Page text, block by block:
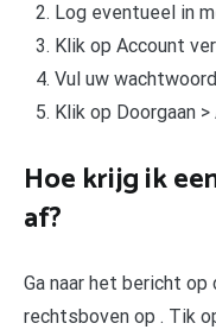
Log eventueel in
Klik op Account
Vul uw
Klik op Doorgaan
Hoe krijg ik
af?
Ga naar het bericht op
rechtsboven op . Tik